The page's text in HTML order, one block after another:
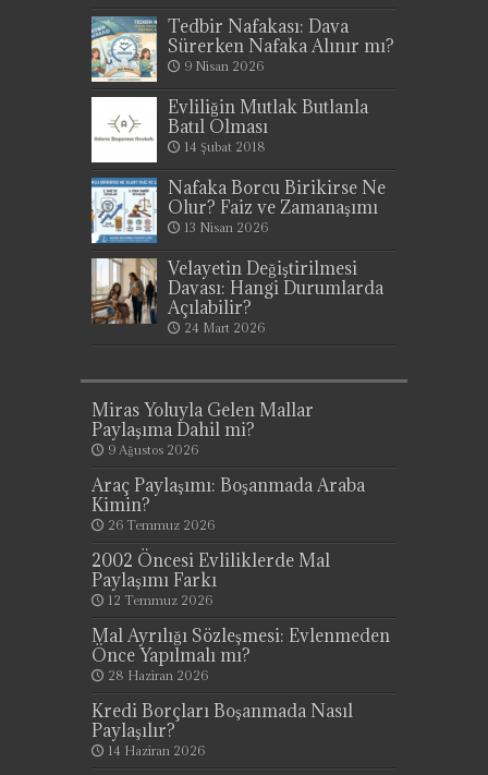
Tedbir Nafakası: Dava
Sürerken Nafaka Alınır mı?
9 Nisan 2026
Evliliğin Mutlak Butlanla
Batıl Olması
14 Şubat 2018
Nafaka Borcu Birikirse Ne
Olur? Faiz ve Zamanaşımı
13 Nisan 2026
Velayetin Değiştirilmesi
Davası: Hangi Durumlarda
Açılabilir?
24 Mart 2026
Miras Yoluyla Gelen Mallar
Paylaşıma Dahil mi?
9 Ağustos 2026
Araç Paylaşımı: Boşanmada Araba
Kimin?
26 Temmuz 2026
2002 Öncesi Evliliklerde Mal
Paylaşımı Farkı
12 Temmuz 2026
Mal Ayrılığı Sözleşmesi: Evlenmeden
Önce Yapılmalı mı?
28 Haziran 2026
Kredi Borçları Boşanmada Nasıl
Paylaşılır?
14 Haziran 2026